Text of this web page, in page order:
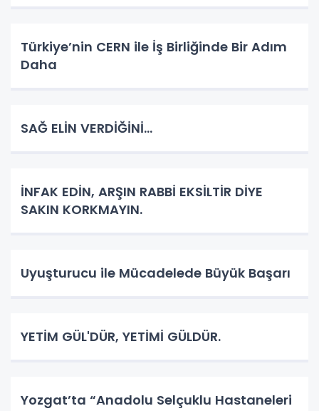
Türkiye’nin CERN ile İş Birliğinde Bir Adım
Daha
SAĞ ELİN VERDİĞİNİ...
İNFAK EDİN, ARŞIN RABBİ EKSİLTİR DİYE
SAKIN KORKMAYIN.
Uyuşturucu ile Mücadelede Büyük Başarı
YETİM GÜL'DÜR, YETİMİ GÜLDÜR.
Yozgat’ta “Anadolu Selçuklu Hastaneleri